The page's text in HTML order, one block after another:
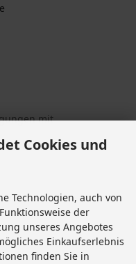
mit
Cookies und
Technologien, auch von
der
unseres Angebotes
Einkaufserlebnis
finden Sie in